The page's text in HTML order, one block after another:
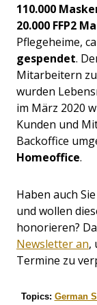
110.000
20.000 FFP2
Pflegeheime,
gespendet.
Mitarbeitern
wurden
im März 2020
Kunden und
Backoffice
Homeoffice.
Haben auch
und wollen
honorieren?
Newsletter an,
Termine zu
Topics: German